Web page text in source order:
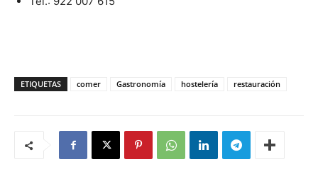
ETIQUETAS comer Gastronomía hostelería restauración